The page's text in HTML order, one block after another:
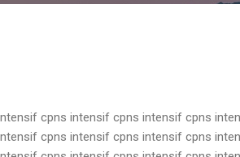
cpns intensif cpns intensif cpns
cpns intensif cpns intensif cpns